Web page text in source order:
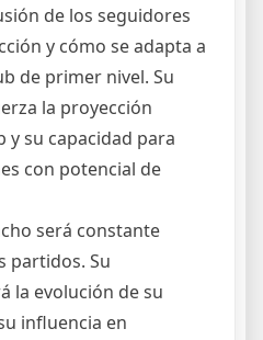
de los seguidores
y cómo se adapta a
de primer nivel. Su
la proyección
y su capacidad para
con potencial de
será constante
partidos. Su
la evolución de su
influencia en